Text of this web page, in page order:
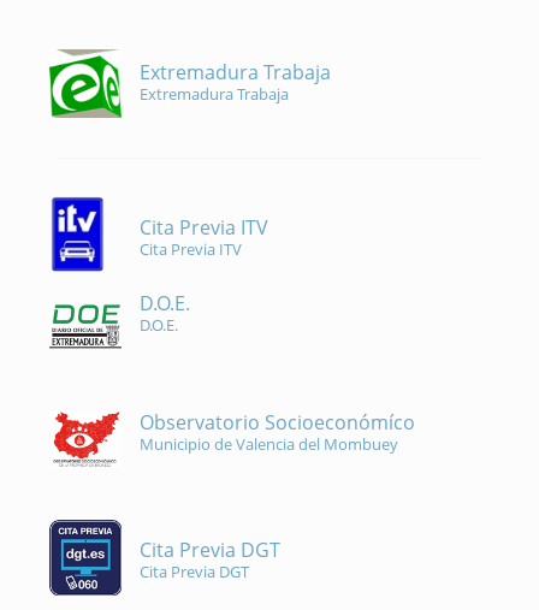
Extremadura Trabaja
Extremadura Trabaja
Cita Previa ITV
Cita Previa ITV
D.O.E.
D.O.E.
Observatorio Socioeconómíco
Municipio de Valencia del Mombuey
Cita Previa DGT
Cita Previa DGT